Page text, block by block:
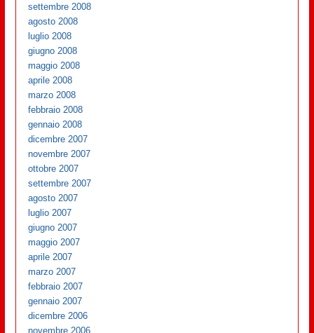
settembre 2008
agosto 2008
luglio 2008
giugno 2008
maggio 2008
aprile 2008
marzo 2008
febbraio 2008
gennaio 2008
dicembre 2007
novembre 2007
ottobre 2007
settembre 2007
agosto 2007
luglio 2007
giugno 2007
maggio 2007
aprile 2007
marzo 2007
febbraio 2007
gennaio 2007
dicembre 2006
novembre 2006